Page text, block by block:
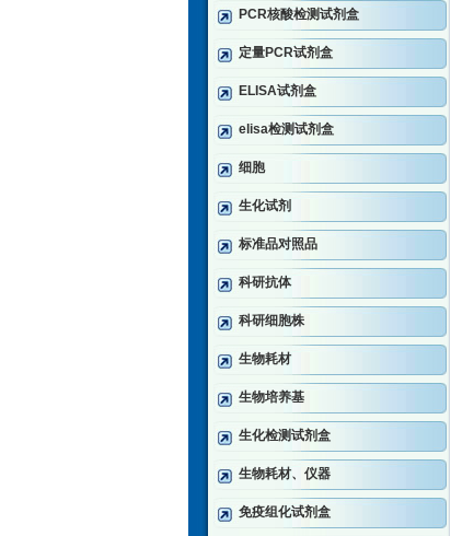
PCR核酸检测试剂盒
定量PCR试剂盒
ELISA试剂盒
elisa检测试剂盒
细胞
生化试剂
标准品对照品
科研抗体
科研细胞株
生物耗材
生物培养基
生化检测试剂盒
生物耗材、仪器
免疫组化试剂盒